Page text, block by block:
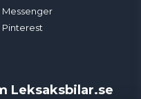
Messenger
Pinterest
Leksaksbilar.se